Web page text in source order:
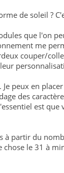
de soleil ?
que l'on
me
couper/
peux en
des
est
à partir du
le 31 à